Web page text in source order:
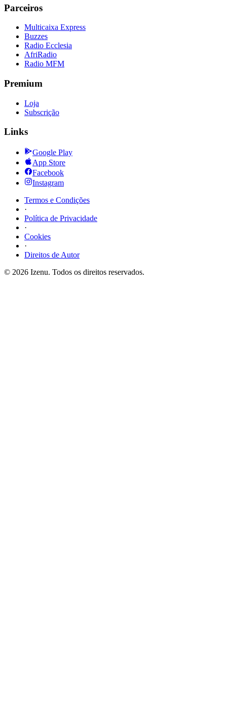
Parceiros
Multicaixa Express
Buzzes
Radio Ecclesia
AfriRadio
Radio MFM
Premium
Loja
Subscrição
Links
Google Play
App Store
Facebook
Instagram
Termos e Condições
·
Política de Privacidade
·
Cookies
·
Direitos de Autor
© 2026 Izenu. Todos os direitos reservados.